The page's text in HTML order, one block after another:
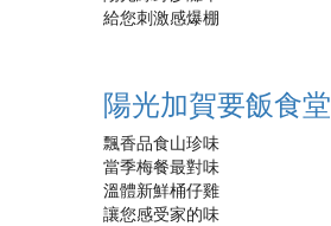
給您刺激感爆棚
陽光加賀要飯食堂
飄香品食山珍味
當季梅餐最對味
溫體新鮮桶仔雞
讓您感受家的味